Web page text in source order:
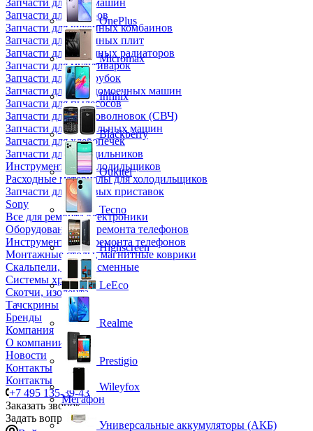
Запчасти для кофемашин
Запчасти для кулеров
Запчасти для кухонных комбаинов
Запчасти для кухонных плит
Запчасти для масляных радиаторов
Запчасти для мультиварок
Запчасти для мясорубок
Запчасти для посудомоечных машин
Запчасти для пылесосов
Запчасти для микроволновок (СВЧ)
Запчасти для стиральных машин
Запчасти для хлебопечек
Запчасти для холодильников
Инструмент для холодильщиков
Расходные материалы для холодильщиков
Запчасти для игровых приставок
Sony
Все для ремонта электроники
Оборудование для ремонта телефонов
Инструменты для ремонта телефонов
Монтажные столы, магнитные коврики
Скальпели, лезвия сменные
Системы хранения
Скотчи, изолента
Тачскрины
Бренды
Компания
О компании
Новости
Контакты
Контакты
+7 495 135-39-43
Заказать звонок
Задать вопрос
OnePlus
Micromax
Infinix
Blackberry
Oukitel
Tecno
Highscreen
LeEco
Realme
Prestigio
Wileyfox
Мегафон
Универсальные аккумуляторы (АКБ)